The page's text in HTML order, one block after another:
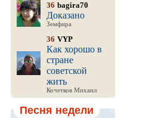
36 bagira70
Доказано
Земфира
36 VYP
Как хорошо в
стране
советской
жить
Кочетков Михаил
Песня недели